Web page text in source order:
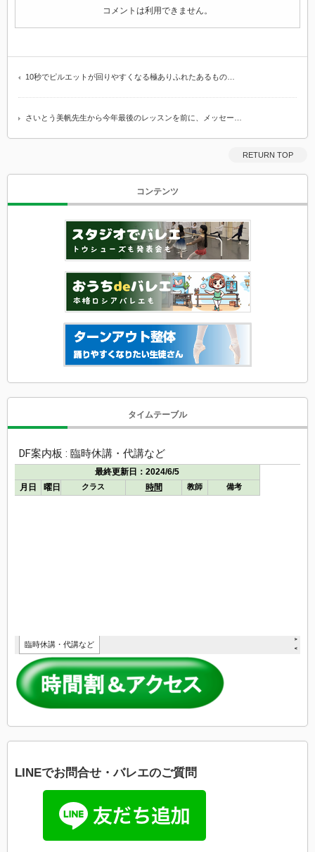
コメントは利用できません。
10秒でピルエットが回りやすくなる極ありふれたあるもの…
さいとう美帆先生から今年最後のレッスンを前に、メッセー…
RETURN TOP
コンテンツ
タイムテーブル
LINEでお問合せ・バレエのご質問